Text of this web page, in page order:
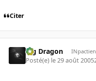
Citer
Big Dragon INpactien
Posté(e) le 29 août 2005